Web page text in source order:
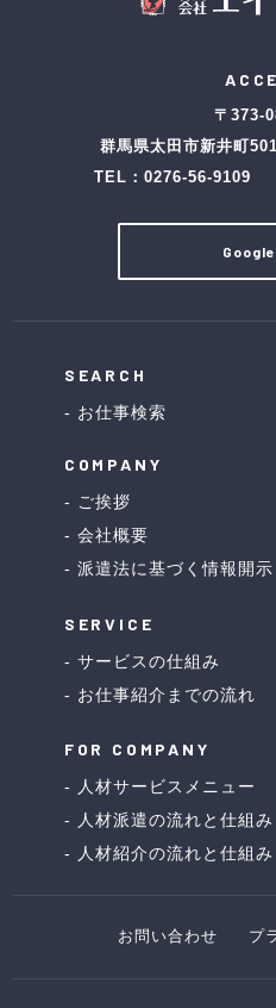
〒373-
群馬県太田市新井町
TEL： 0276-56-9109
SEARCH
お仕事検索
COMPANY
ご挨拶
会社概要
派遣法に基づく情報開示
SERVICE
サービスの仕組み
お仕事紹介までの流れ
FOR COMPANY
人材サービスメニュー
人材派遣の流れと仕組み
人材紹介の流れと仕組み
お問い合わせ プ